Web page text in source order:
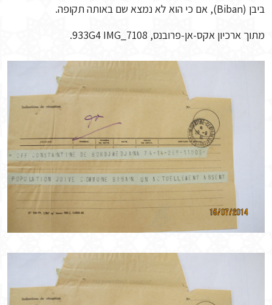
ביבן (Biban), אם כי הוא לא נמצא שם באותה תקופה.
מתוך ארכיון אקס-אן-פרובנס, 933G4 IMG_7108.